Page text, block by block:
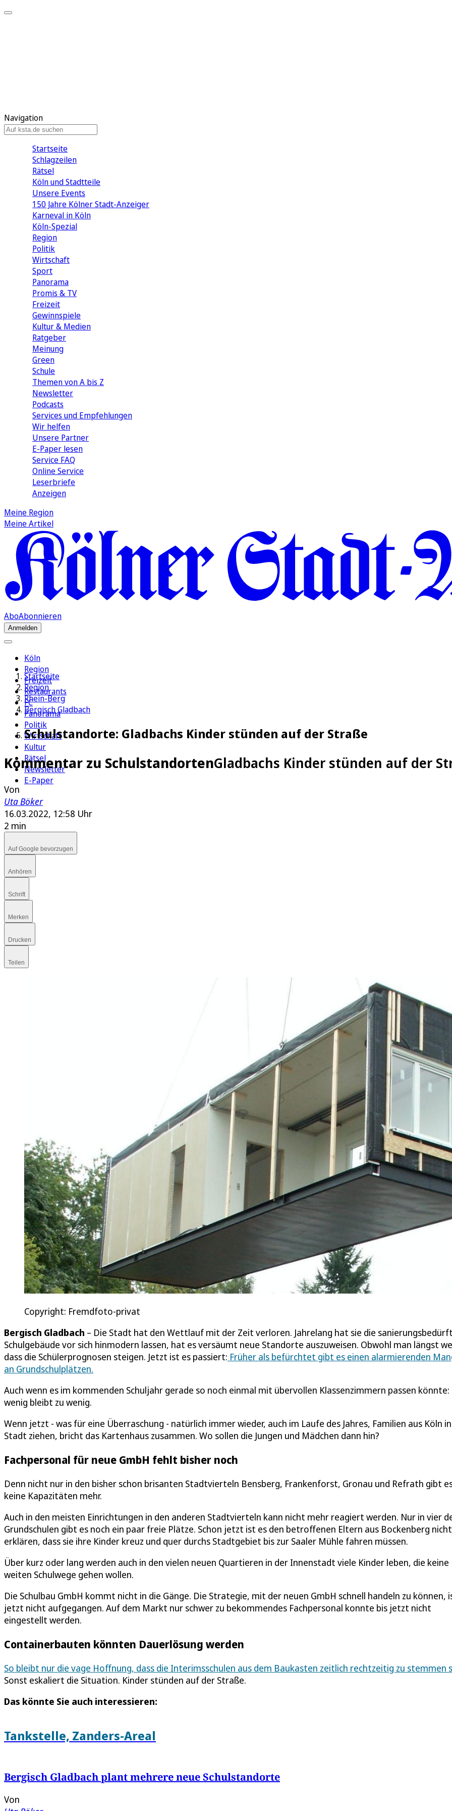
Navigation
Startseite
Schlagzeilen
Rätsel
Köln und Stadtteile
Unsere Events
150 Jahre Kölner Stadt-Anzeiger
Karneval in Köln
Köln-Spezial
Region
Politik
Wirtschaft
Sport
Panorama
Promis & TV
Freizeit
Gewinnspiele
Kultur & Medien
Ratgeber
Meinung
Green
Schule
Themen von A bis Z
Newsletter
Podcasts
Services und Empfehlungen
Wir helfen
Unsere Partner
E-Paper lesen
Service FAQ
Online Service
Leserbriefe
Anzeigen
Meine Region
Meine Artikel
AboAbonnieren
Anmelden
Köln
Region
Freizeit
Restaurants
FC
Panorama
Politik
Wirtschaft
Kultur
Rätsel
Newsletter
E-Paper
Startseite
Region
Rhein-Berg
Bergisch Gladbach
Schulstandorte: Gladbachs Kinder stünden auf der Straße
Kommentar zu SchulstandortenGladbachs Kinder stünden auf der
Von
Uta Böker
16.03.2022, 12:58 Uhr
2 min
Auf Google bevorzugen
Anhören
Schrift
Merken
Drucken
Teilen
Copyright: Fremdfoto-privat
Bergisch Gladbach – Die Stadt hat den Wettlauf mit der Zeit verloren. Jahrelang hat sie die
Schulgebäude vor sich hinmodern lassen, hat es versäumt neue Standorte auszuweisen. Obwohl man längst
dass die Schülerprognosen steigen. Jetzt ist es passiert: Früher als befürchtet gibt es einen alarmierenden
an Grundschulplätzen.
Auch wenn es im kommenden Schuljahr gerade so noch einmal mit übervollen Klassenzimmern passen könnte:
wenig bleibt zu wenig.
Wenn jetzt - was für eine Überraschung - natürlich immer wieder, auch im Laufe des Jahres, Familien aus Köln
Stadt ziehen, bricht das Kartenhaus zusammen. Wo sollen die Jungen und Mädchen dann hin?
Fachpersonal für neue GmbH fehlt bisher noch
Denn nicht nur in den bisher schon brisanten Stadtvierteln Bensberg, Frankenforst, Gronau und Refrath gibt
keine Kapazitäten mehr.
Auch in den meisten Einrichtungen in den anderen Stadtvierteln kann nicht mehr reagiert werden. Nur in vier
Grundschulen gibt es noch ein paar freie Plätze. Schon jetzt ist es den betroffenen Eltern aus Bockenberg
erklären, dass sie ihre Kinder kreuz und quer durchs Stadtgebiet bis zur Saaler Mühle fahren müssen.
Über kurz oder lang werden auch in den vielen neuen Quartieren in der Innenstadt viele Kinder leben, die keine
weiten Schulwege gehen wollen.
Die Schulbau GmbH kommt nicht in die Gänge. Die Strategie, mit der neuen GmbH schnell handeln zu können,
jetzt nicht aufgegangen. Auf dem Markt nur schwer zu bekommendes Fachpersonal konnte bis jetzt nicht
eingestellt werden.
Containerbauten könnten Dauerlösung werden
So bleibt nur die vage Hoffnung, dass die Interimsschulen aus dem Baukasten zeitlich rechtzeitig zu stemmen
Sonst eskaliert die Situation. Kinder stünden auf der Straße.
Das könnte Sie auch interessieren:
Tankstelle, Zanders-Areal
Bergisch Gladbach plant mehrere neue Schulstandorte
Von